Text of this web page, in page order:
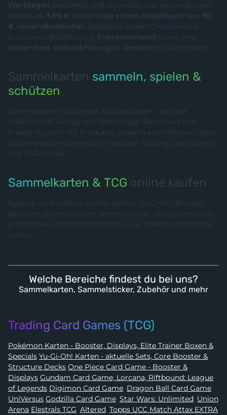
Werktagen bearbeitet und versendet. Die Versandkosten
starten ab 3,99 € und sind ab einem Bestellwert von 80
€ versandkostenfrei. Zusätzlich stehen DHL-Versand,
priorisierte Bearbeitung, Expressversand sowie eine
kostenfreie Selbstabholung in Dreieich zur Verfügung.
Sammelkarten sammeln, spielen &
schützen
Sammelkarten sind mehr als Spielkarten – sie sind
Leidenschaft, Hobby und Wertanlage. Bei collect-it.de
findest du nicht nur Produkte, sondern auch Wissen, Tipps
und eine aktive Community rund um Trading Card Games
und Collectibles.
Sammelkarten & TCG online kaufen
Egal, ob du Pokémon Karten kaufen, Yu-Gi-Oh! Booster
bestellen, Sammelsticker sammeln oder deine Sammlung
professionell schützen möchtest – bei collect-it.de bist du
richtig.
Welche Bereiche findest du bei uns?
Sammelkarten, Sammelsticker, Zubehör und mehr
Trading Card Games (TCG)
Pokémon Karten - Booster, Displays, Elite Trainer Boxen &
Specials Yu-Gi-Oh! Karten - aktuelle Sets, Core Booster &
Structure Decks One Piece Card Game - Booster &
Displays Gundam Card Game, Lorcana, Riftbound: League
of Legends
Digimon Card Game, Dragon Ball Card Game,
UniVersus
Godzilla Card Game, Star Wars: Unlimited, Union
Arena
Elestrals TCG, Altered, Topps UCC Match Attax EXTRA